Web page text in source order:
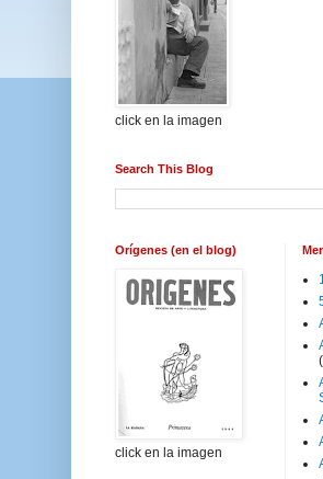
click en la imagen
Search This Blog
Orígenes (en el blog)
click en la imagen